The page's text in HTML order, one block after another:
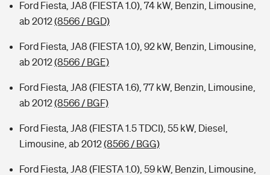
Ford Fiesta, JA8 (FIESTA 1.0), 74 kW, Benzin, Limousine,
ab 2012(8566 / BGD)
Ford Fiesta, JA8 (FIESTA 1.0), 92 kW, Benzin, Limousine,
ab 2012(8566 / BGE)
Ford Fiesta, JA8 (FIESTA 1.6), 77 kW, Benzin, Limousine,
ab 2012(8566 / BGF)
Ford Fiesta, JA8 (FIESTA 1.5 TDCI), 55 kW, Diesel,
Limousine, ab 2012(8566 / BGG)
Ford Fiesta, JA8 (FIESTA 1.0), 59 kW, Benzin, Limousine,